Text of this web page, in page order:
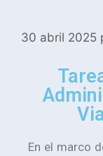
30 abril 2025
En el marco